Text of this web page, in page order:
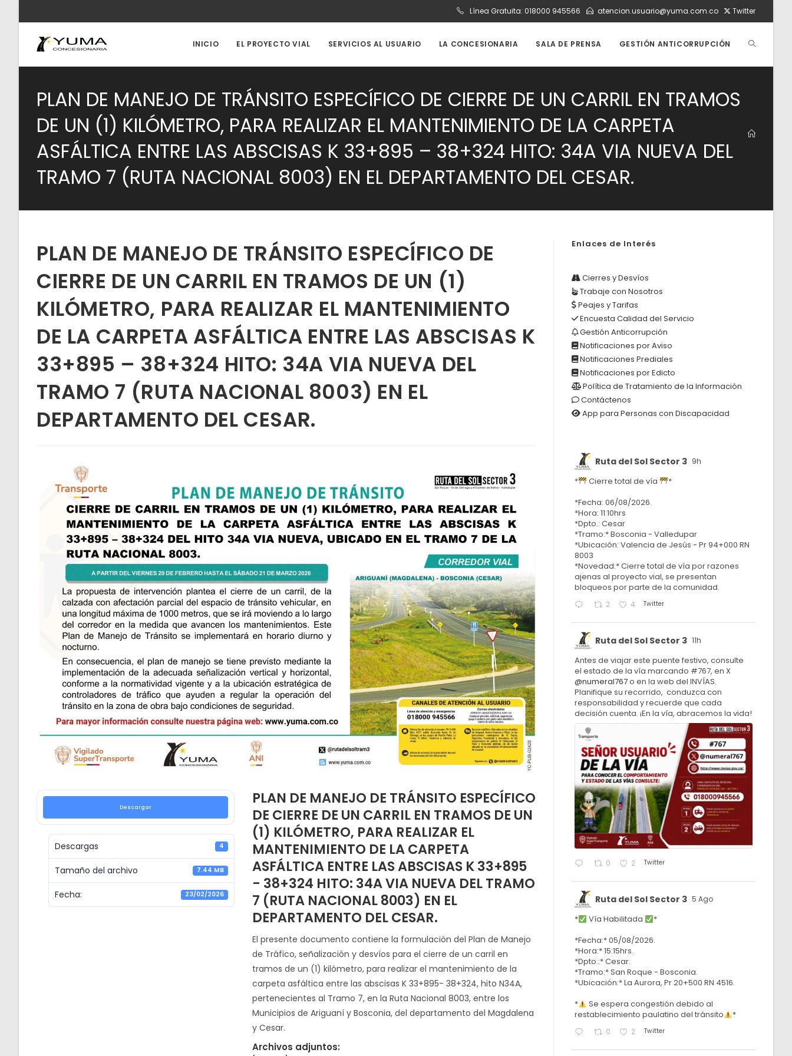
contenido
Línea Gratuita: 018000 945566 atencion.usuario@yuma.com.co Twitter
INICIO EL PROYECTO VIAL SERVICIOS AL USUARIO LA CONCESIONARIA SALA DE PRENSA GESTIÓN ANTICORRUPCIÓN ALTERNAR
DE
PLAN DE MANEJO DE TRÁNSITO ESPECÍFICO DE CIERRE DE UN CARRIL EN TRAMOS
DE UN (1) KILÓMETRO, PARA REALIZAR EL MANTENIMIENTO DE LA CARPETA
ASFÁLTICA ENTRE LAS ABSCISAS K 33+895 – 38+324 HITO: 34A VIA NUEVA DEL
TRAMO 7 (RUTA NACIONAL 8003) EN EL DEPARTAMENTO DEL CESAR.
PLAN DE MANEJO DE TRÁNSITO ESPECÍFICO DE
CIERRE DE UN CARRIL EN TRAMOS DE UN (1)
KILÓMETRO, PARA REALIZAR EL MANTENIMIENTO
DE LA CARPETA ASFÁLTICA ENTRE LAS ABSCISAS K
33+895 – 38+324 HITO: 34A VIA NUEVA DEL
TRAMO 7 (RUTA NACIONAL 8003) EN EL
DEPARTAMENTO DEL CESAR.
Descargar
Descargas 4
Tamaño del archivo 7.44 MB
Fecha: 23/02/2026
PLAN DE MANEJO DE TRÁNSITO ESPECÍFICO
DE CIERRE DE UN CARRIL EN TRAMOS DE UN
(1) KILÓMETRO, PARA REALIZAR EL
MANTENIMIENTO DE LA CARPETA
ASFÁLTICA ENTRE LAS ABSCISAS K 33+895
- 38+324 HITO: 34A VIA NUEVA DEL TRAMO
7 (RUTA NACIONAL 8003) EN EL
DEPARTAMENTO DEL CESAR.
El presente documento contiene la formulación del Plan de Manejo
de Tráfico, señalización y desvíos para el cierre de un carril en
tramos de un (1) kilómetro, para realizar el mantenimiento de la
carpeta asfáltica entre las abscisas K 33+895- 38+324, hito N34A,
pertenecientes al Tramo 7, en la Ruta Nacional 8003, entre los
Municipios de Ariguaní y Bosconia, del departamento del Magdalena
y Cesar.
Archivos adjuntos:
Enlaces de Interés
Cierres y Desvíos
Trabaje con Nosotros
Peajes y Tarifas
Encuesta Calidad del Servicio
Gestión Anticorrupción
Notificaciones por Aviso
Notificaciones Prediales
Notificaciones por Edicto
Política de Tratamiento de la Información
Contáctenos
App para Personas con Discapacidad
Ruta del Sol Sector 3 9h
* Cierre total de vía
*
*Fecha: 06/08/2026.
*Hora: 11:10hrs
*Dpto.: Cesar
*Tramo:* Bosconia - Valledupar
*Ubicación: Valencia de Jesús - Pr 94+000 RN
8003
*Novedad:* Cierre total de vía por razones
ajenas al proyecto vial, se presentan
bloqueos por parte de la comunidad.
2 4 Twitter
Ruta del Sol Sector 3 11h
Antes de viajar este puente festivo, consulte
el estado de la vía marcando #767, en X
@numeral767o en la web del INVÍAS.
Planifique su recorrido, conduzca con
responsabilidad y recuerde que cada
decisión cuenta. ¡En la vía, abracemos la vida!
0 2 Twitter
Ruta del Sol Sector 3 5 Ago
* Vía Habilitada
*
*Fecha:* 05/08/2026.
*Hora:* 15:15hrs.
*Dpto.:* Cesar.
*Tramo:* San Roque - Bosconia.
*Ubicación:* La Aurora, Pr 20+500 RN 4516.
*
Se espera congestión debido al
restablecimiento paulatino del tránsito
*
0 2 Twitter